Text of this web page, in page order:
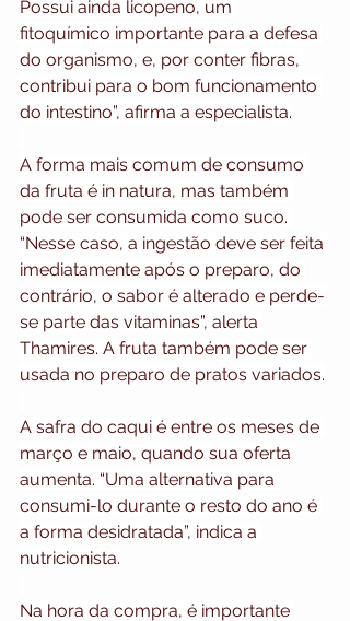
Possui ainda licopeno, um
fitoquímico importante para a defesa
do organismo, e, por conter fibras,
contribui para o bom funcionamento
do intestino”, afirma a especialista.
A forma mais comum de consumo
da fruta é in natura, mas também
pode ser consumida como suco.
“Nesse caso, a ingestão deve ser feita
imediatamente após o preparo, do
contrário, o sabor é alterado e perde-
se parte das vitaminas”, alerta
Thamires. A fruta também pode ser
usada no preparo de pratos variados.
A safra do caqui é entre os meses de
março e maio, quando sua oferta
aumenta. “Uma alternativa para
consumi-lo durante o resto do ano é
a forma desidratada”, indica a
nutricionista.
Na hora da compra, é importante